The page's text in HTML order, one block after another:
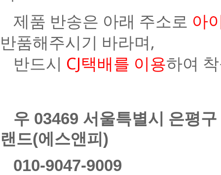
제품 반송은 아래 주소로 아
반품해주시기 바라며,
반드시 CJ택배를 이용하여
우 03469 서울특별시 은평
랜드(에스앤피)
010-9047-9009